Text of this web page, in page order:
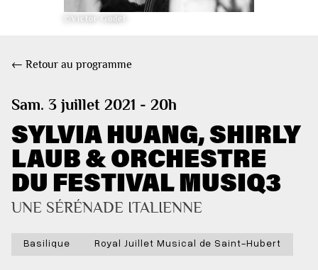
©Victor Godet
← Retour au programme
Sam. 3 juillet 2021 - 20h
SYLVIA HUANG, SHIRLY
LAUB & ORCHESTRE
DU FESTIVAL MUSIQ3
UNE SÉRÉNADE ITALIENNE
Basilique Royal Juillet Musical de Saint-Hubert